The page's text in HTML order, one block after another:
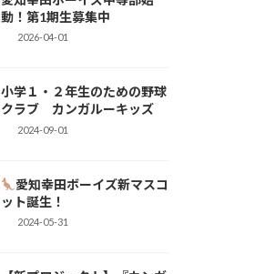
動！第1期生募集中
2026-04-01
小学１・２年生のための野球
クラブ カンガルーキッズ
2024-09-01
愛知幸田ボーイズ新マスコ
ット誕生！
2024-05-31